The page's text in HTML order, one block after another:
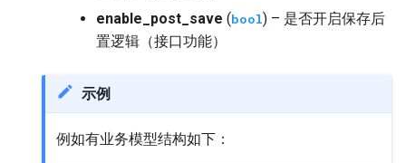
enable_post_save (bool) – 是否开启保存后
置逻辑（接口功能）
示例
例如有业务模型结构如下：